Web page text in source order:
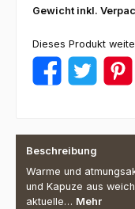
Gewicht inkl.
Dieses Produkt
Beschreibung
Warme und
und Kapuze aus
aktuelle… Mehr